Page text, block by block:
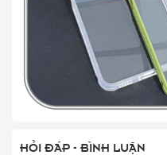
HỎI ĐÁP - BÌNH LUẬN